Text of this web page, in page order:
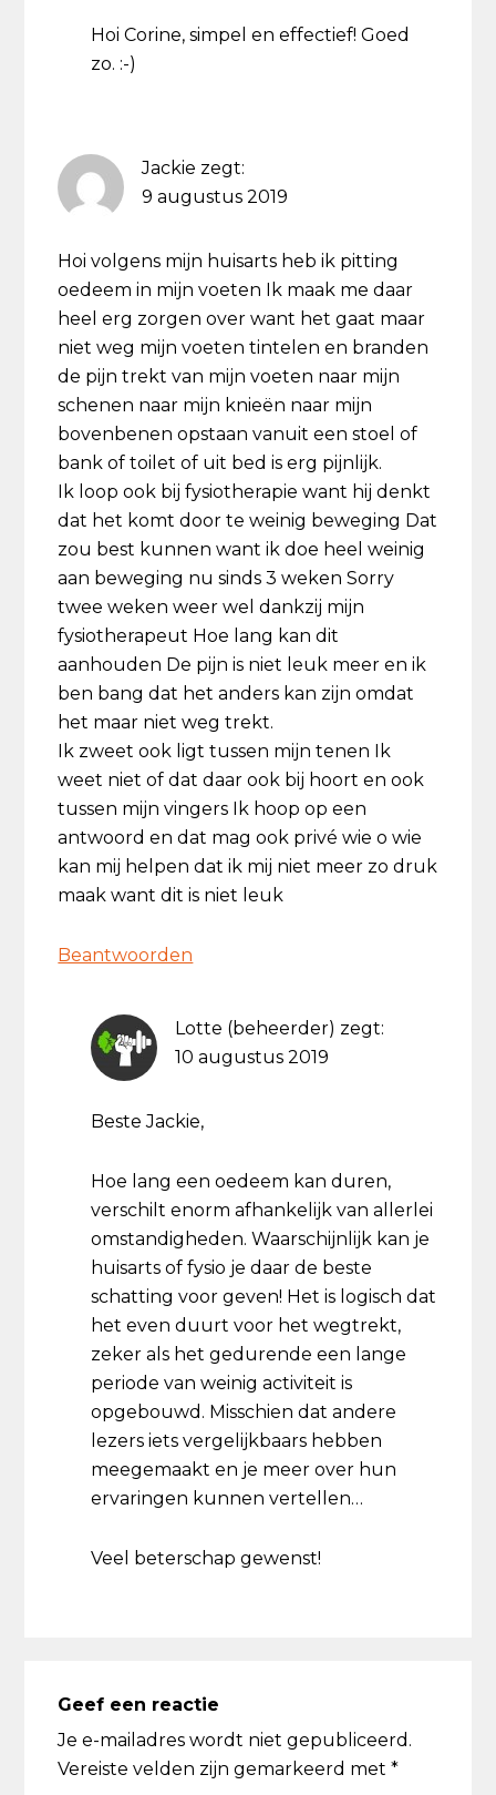
Hoi Corine, simpel en effectief! Goed
zo. :-)
Jackie zegt:
9 augustus 2019
Hoi volgens mijn huisarts heb ik pitting
oedeem in mijn voeten Ik maak me daar
heel erg zorgen over want het gaat maar
niet weg mijn voeten tintelen en branden
de pijn trekt van mijn voeten naar mijn
schenen naar mijn knieën naar mijn
bovenbenen opstaan vanuit een stoel of
bank of toilet of uit bed is erg pijnlijk.
Ik loop ook bij fysiotherapie want hij denkt
dat het komt door te weinig beweging Dat
zou best kunnen want ik doe heel weinig
aan beweging nu sinds 3 weken Sorry
twee weken weer wel dankzij mijn
fysiotherapeut Hoe lang kan dit
aanhouden De pijn is niet leuk meer en ik
ben bang dat het anders kan zijn omdat
het maar niet weg trekt.
Ik zweet ook ligt tussen mijn tenen Ik
weet niet of dat daar ook bij hoort en ook
tussen mijn vingers Ik hoop op een
antwoord en dat mag ook privé wie o wie
kan mij helpen dat ik mij niet meer zo druk
maak want dit is niet leuk
Beantwoorden
Lotte (beheerder) zegt:
10 augustus 2019
Beste Jackie,
Hoe lang een oedeem kan duren,
verschilt enorm afhankelijk van allerlei
omstandigheden. Waarschijnlijk kan je
huisarts of fysio je daar de beste
schatting voor geven! Het is logisch dat
het even duurt voor het wegtrekt,
zeker als het gedurende een lange
periode van weinig activiteit is
opgebouwd. Misschien dat andere
lezers iets vergelijkbaars hebben
meegemaakt en je meer over hun
ervaringen kunnen vertellen…
Veel beterschap gewenst!
Geef een reactie
Je e-mailadres wordt niet gepubliceerd.
Vereiste velden zijn gemarkeerd met*